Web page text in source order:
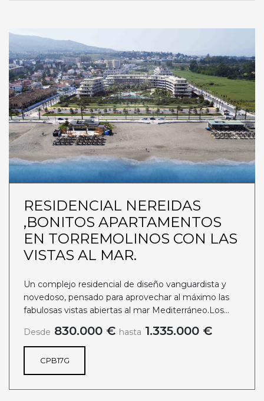
RESIDENCIAL NEREIDAS
,BONITOS APARTAMENTOS
EN TORREMOLINOS CON LAS
VISTAS AL MAR.
Un complejo residencial de diseño vanguardista y
novedoso, pensado para aprovechar al máximo las
fabulosas vistas abiertas al mar Mediterráneo.Los...
Desde 830.000 € hasta 1.335.000 €
CPB17G